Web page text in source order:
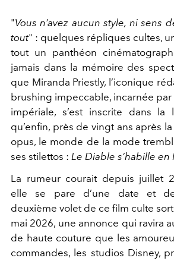
"Vous n’avez aucun style, ni sens
tout" : quelques répliques cultes,
tout un panthéon
jamais dans la mémoire des
que Miranda Priestly, l’iconique
brushing impeccable, incarnée par
impériale, s’est inscrite dans la
qu’enfin, près de vingt ans après
opus, le monde de la mode
ses stilettos : Le Diable s’habille en
La rumeur courait depuis juillet
elle se pare d’une date et
deuxième volet de ce film culte
mai 2026, une annonce qui ravira
de haute couture que les
commandes, les studios Disney,